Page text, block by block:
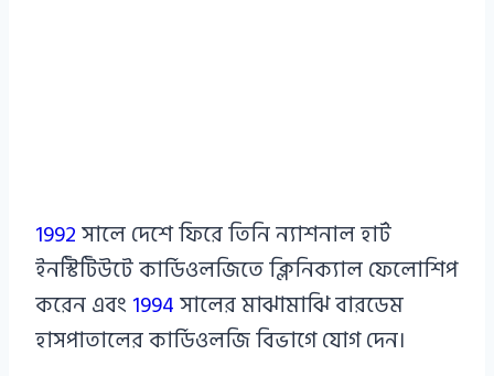
1992সালে দেশে ফিরে তিনি ন্যাশনাল হার্ট
ইনস্টিটিউটে কার্ডিওলজিতে ক্লিনিক্যাল ফেলোশিপ
করেন এবং 1994সালের মাঝামাঝি বারডেম
হাসপাতালের কার্ডিওলজি বিভাগে যোগ দেন।